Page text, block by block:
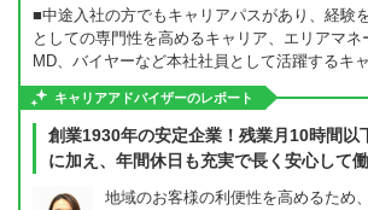
■中途入社の方でもキャリアパスがあり、経験
としての専門性を高めるキャリア、エリアマネ
MD、バイヤーなど本社社員として活躍するキ
キャリアアドバイザーのレポート
創業1930年の安定企業！残業月10時間以
に加え、年間休日も充実で長く安心して
地域のお客様の利便性を高めるため